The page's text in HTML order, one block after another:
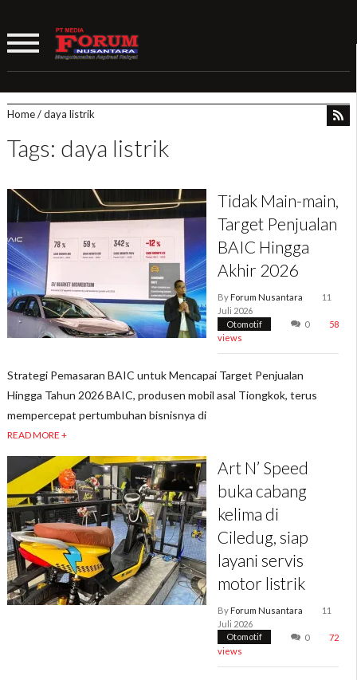
Home/daya listrik
Tags: daya listrik
Tidak Main-main,
Target Penjualan
BAIC Hingga
Akhir 2026
ByForum Nusantara
11
Juli 2026
Otomotif
0
58
views
Strategi Pemasaran BAIC untuk Mencapai Target Penjualan
Hingga Tahun 2026 BAIC, produsen mobil asal Tiongkok, terus
mempercepat pertumbuhan bisnisnya di
READ MORE +
Art N’ Speed
buka cabang
kelima di
Ciledug, siap
layani servis
motor listrik
ByForum Nusantara
11
Juli 2026
Otomotif
0
72
views